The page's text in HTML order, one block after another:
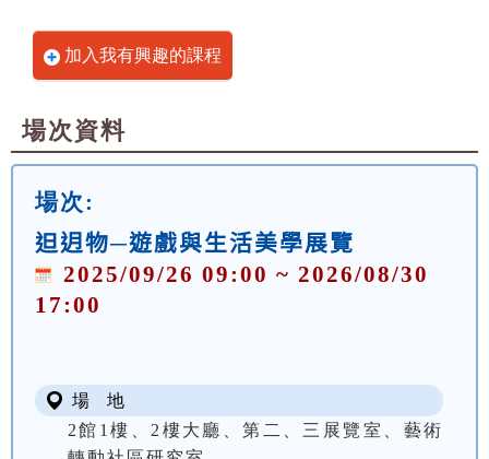
加入我有興趣的課程
場次資料
場次:
𨑨迌物─遊戲與生活美學展覽
2025/09/26 09:00 ~ 2026/08/30
17:00
場 地
2館1樓、2樓大廳、第二、三展覽室、藝術